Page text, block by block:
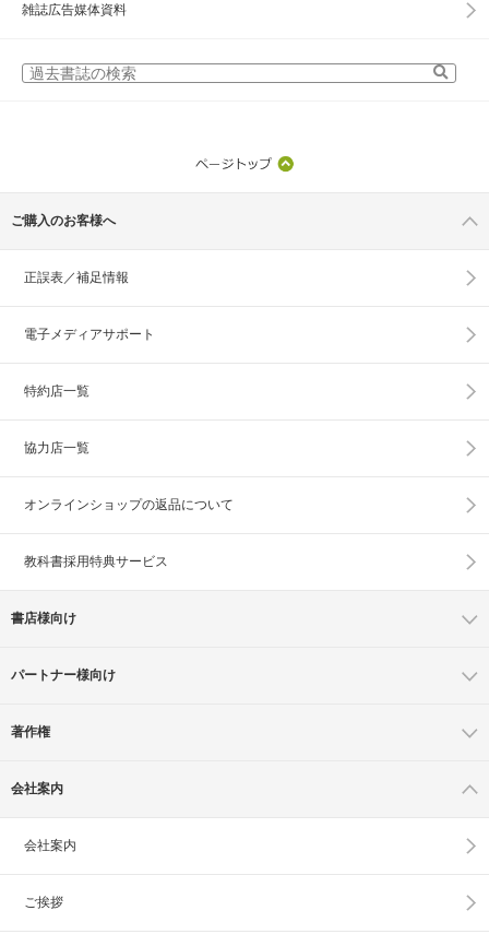
雑誌広告媒体資料
ご購入のお客様へ
正誤表／補足情報
電子メディアサポート
特約店一覧
協力店一覧
オンラインショップの返品について
教科書採用特典サービス
書店様向け
パートナー様向け
著作権
会社案内
会社案内
ご挨拶